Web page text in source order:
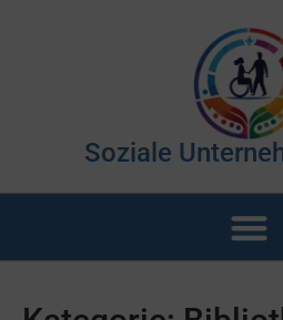
Soziale